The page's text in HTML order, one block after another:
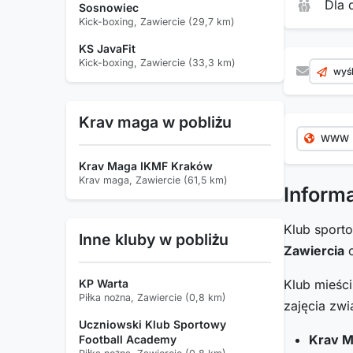
Dla
WWW
Klub
Zawiercia
Klub
zajęcia
Krav
Sosnowiec
Kick-boxing, Zawiercie (29,7 km)
KS JavaFit
Kick-boxing, Zawiercie (33,3 km)
Krav maga w pobliżu
Krav Maga IKMF Kraków
Krav maga, Zawiercie (61,5 km)
Inne kluby w pobliżu
KP Warta
Piłka nożna, Zawiercie (0,8 km)
Uczniowski Klub Sportowy
Football Academy